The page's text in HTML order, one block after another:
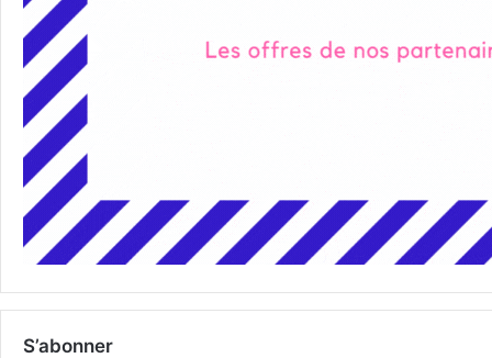
S’abonner